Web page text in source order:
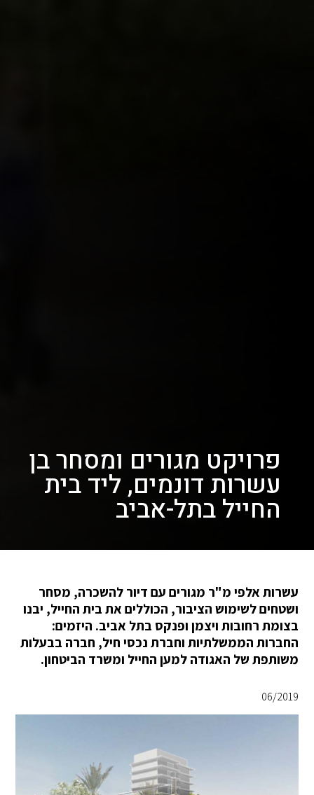
פרויקט מגורים ומסחר בן
עשרות דונמים, ליד בית
החייל בתל-אביב
עשרות אלפי מ"ר מגורים עם דיור להשכרה, מסחר
ושטחים לשימוש הציבור, הכוללים את בית החייל, יבנו
בצומת רחובות ויצמן ופנקס בתל אביב. היזמים:
החברות הממשלתיות וחברת נכסי חיל, חברה בבעלות
משותפת של האגודה למען החייל ומשרד הביטחון.
06/2019